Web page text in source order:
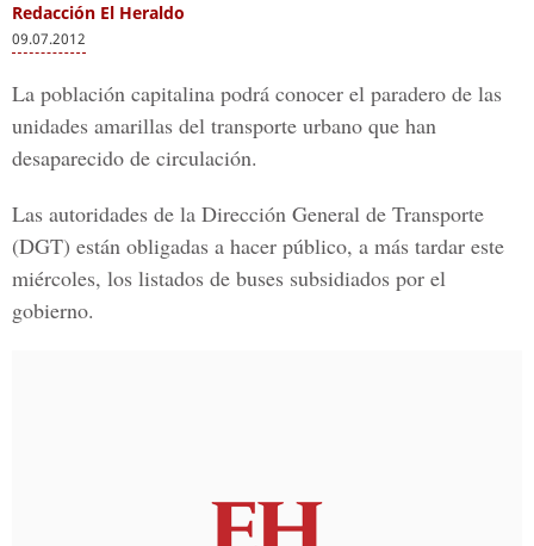
Redacción El Heraldo
09.07.2012
La población capitalina podrá conocer el paradero de las
unidades amarillas del transporte urbano que han
desaparecido de circulación.
Las autoridades de la Dirección General de Transporte
(DGT) están obligadas a hacer público, a más tardar este
miércoles, los listados de buses subsidiados por el
gobierno.